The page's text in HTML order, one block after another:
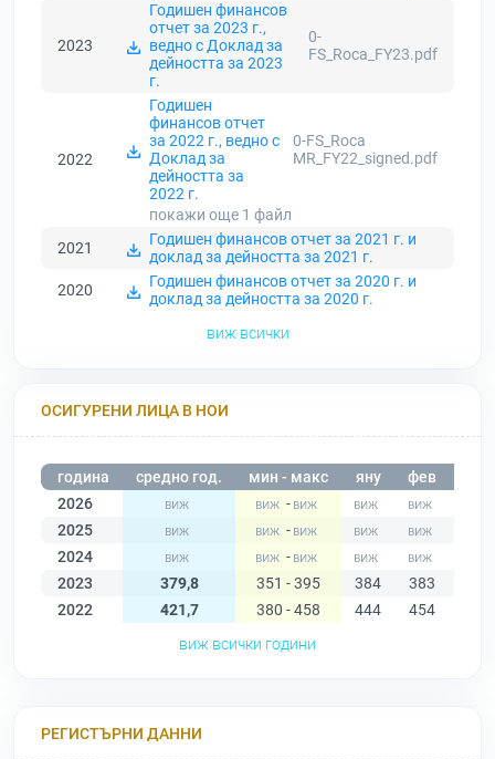
2023
Годишен финансов
отчет за 2023 г.,
ведно с Доклад за
дейността за 2023
г.
0-
FS_Roca_FY23.pdf
2022
Годишен
финансов отчет
за 2022 г., ведно с
Доклад за
дейността за
2022 г.
0-FS_Roca
MR_FY22_signed.pdf
покажи още 1 файл
2021
Годишен финансов отчет за 2021 г. и
доклад за дейността за 2021 г.
2020
Годишен финансов отчет за 2020 г. и
доклад за дейността за 2020 г.
виж всички
ОСИГУРЕНИ ЛИЦА В НОИ
година средно год. мин - макс яну фев
2026
-
2025
-
2024
-
2023
379,8 351 - 395 384 383
2022
421,7 380 - 458 444 454
виж всички години
РЕГИСТЪРНИ ДАННИ